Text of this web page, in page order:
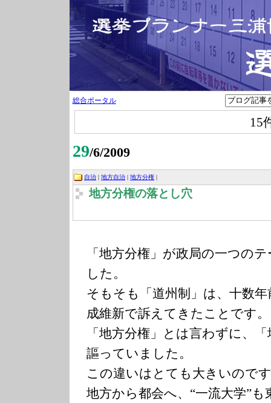
総合ポータル
15
29/6/2009
自治 | 地方自治 | 地方分権 |
地方分権の落とし穴
「地方分権」が政局の一つの
した。
そもそも「道州制」は、十数
成維新で訴えてきたことです
「地方分権」とは言わずに、
謳っていました。
この違いはとても大きいので
地方から都会へ、“一流大学”